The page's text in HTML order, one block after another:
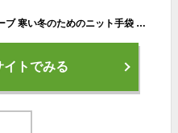
[Shopyruder] 防寒手袋 ニットグローブ 寒い冬のためのニット手袋 女性 男性用のニット ミトン ニット アーム グローブ レディース メンズ 秋冬 おしゃれ 指を守る 厚手 保温 通勤 運動 作業 雪遊び 除雪 男女兼用(05C-ブラック,Free Size)
イトでみる